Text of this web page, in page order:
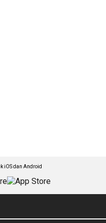
iOS dan Android